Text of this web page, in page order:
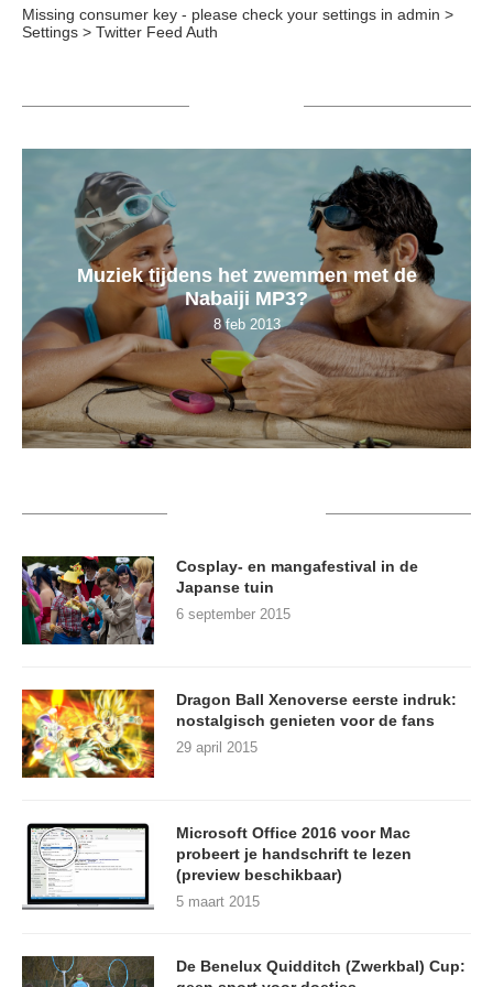
Missing consumer key - please check your settings in admin >
Settings > Twitter Feed Auth
Muziek tijdens het zwemmen met de
Nabaiji MP3?
8 feb 2013
Cosplay- en mangafestival in de
Japanse tuin
6 september 2015
Dragon Ball Xenoverse eerste indruk:
nostalgisch genieten voor de fans
29 april 2015
Microsoft Office 2016 voor Mac
probeert je handschrift te lezen
(preview beschikbaar)
5 maart 2015
De Benelux Quidditch (Zwerkbal) Cup: